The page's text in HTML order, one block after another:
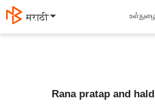
मराठी
Rana pratap and